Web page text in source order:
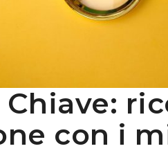
Chiave:
con i